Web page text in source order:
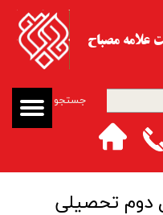
جستجو
علامه مصباح
دوم تحصیلی